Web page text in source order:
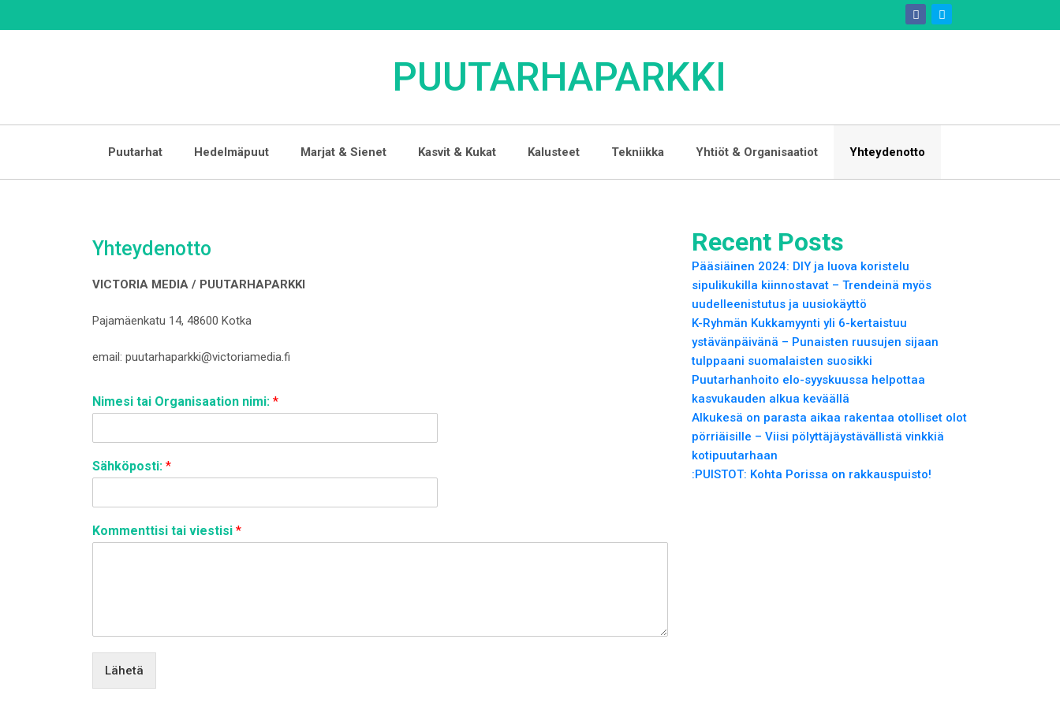
to
PUUTARHAPARKKI
Puutarhat Hedelmäpuut Marjat & Sienet Kasvit & Kukat Kalusteet Tekniikka Yhtiöt & Organisaatiot Yhteydenotto
Yhteydenotto
VICTORIA MEDIA / PUUTARHAPARKKI
Pajamäenkatu 14, 48600 Kotka
email: puutarhaparkki@victoriamedia.fi
Nimesi tai Organisaation nimi: *
Sähköposti: *
Kommenttisi tai viestisi *
Lähetä
Recent Posts
Pääsiäinen 2024: DIY ja luova koristelu
sipulikukilla kiinnostavat – Trendeinä myös
uudelleenistutus ja uusiokäyttö
K-Ryhmän Kukkamyynti yli 6-kertaistuu
ystävänpäivänä – Punaisten ruusujen sijaan
tulppaani suomalaisten suosikki
Puutarhanhoito elo-syyskuussa helpottaa
kasvukauden alkua keväällä
Alkukesä on parasta aikaa rakentaa otolliset olot
pörriäisille – Viisi pölyttäjäystävällistä vinkkiä
kotipuutarhaan
:PUISTOT: Kohta Porissa on rakkauspuisto!